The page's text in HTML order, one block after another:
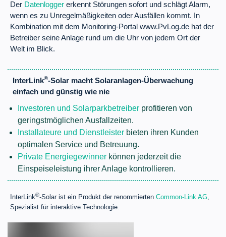
Der Datenlogger erkennt Störungen sofort und schlägt Alarm,
wenn es zu Unregelmäßigkeiten oder Ausfällen kommt. In
Kombination mit dem Monitoring-Portal www.PvLog.de hat der
Betreiber seine Anlage rund um die Uhr von jedem Ort der
Welt im Blick.
InterLink®-Solar macht Solaranlagen-Überwachung
einfach und günstig wie nie
Investoren und Solarparkbetreiber profitieren von
geringstmöglichen Ausfallzeiten.
Installateure und Dienstleister bieten ihren Kunden
optimalen Service und Betreuung.
Private Energiegewinner können jederzeit die
Einspeiseleistung ihrer Anlage kontrollieren.
InterLink®-Solar ist ein Produkt der renommierten Common-Link AG,
Spezialist für interaktive Technologie.